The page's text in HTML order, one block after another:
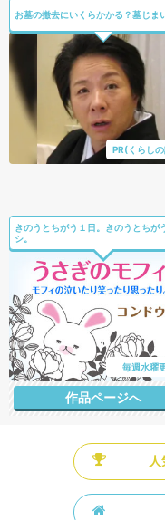
お墓の撤去にいくらかかる？墓じま
PR(くらし
きのうとちがう１日。きのうとちが
シ。
毎週水曜
作品ページへ